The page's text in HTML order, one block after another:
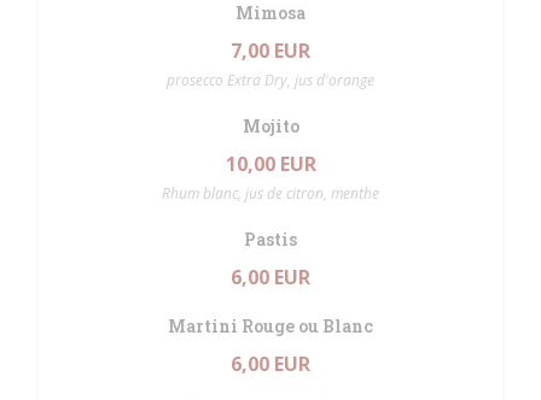
Mimosa
7,00 EUR
prosecco Extra Dry, jus d'orange
Mojito
10,00 EUR
Rhum blanc, jus de citron, menthe
Pastis
6,00 EUR
Martini Rouge ou Blanc
6,00 EUR